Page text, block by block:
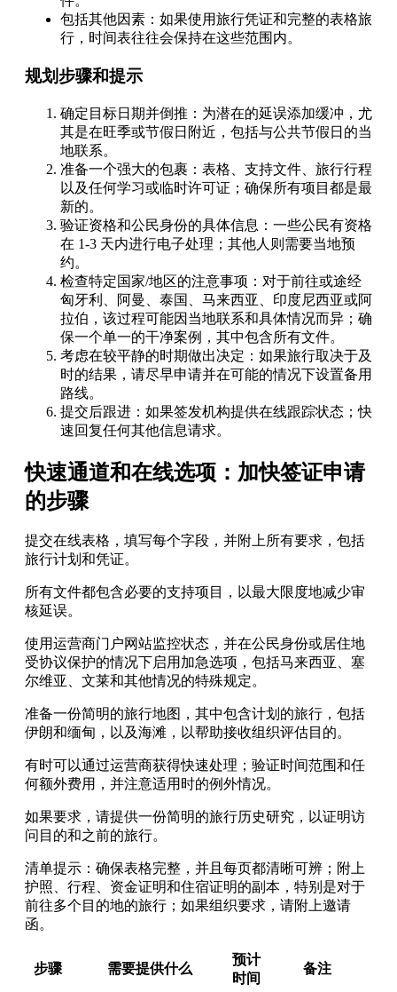
包括其他因素：如果使用旅行凭证和完整的表格旅
行，时间表往往会保持在这些范围内。
规划步骤和提示
确定目标日期并倒推：为潜在的延误添加缓冲，尤
其是在旺季或节假日附近，包括与公共节假日的当
地联系。
准备一个强大的包裹：表格、支持文件、旅行行程
以及任何学习或临时许可证；确保所有项目都是最
新的。
验证资格和公民身份的具体信息：一些公民有资格
在 1-3 天内进行电子处理；其他人则需要当地预
约。
检查特定国家/地区的注意事项：对于前往或途经
匈牙利、阿曼、泰国、马来西亚、印度尼西亚或阿
拉伯，该过程可能因当地联系和具体情况而异；确
保一个单一的干净案例，其中包含所有文件。
考虑在较平静的时期做出决定：如果旅行取决于及
时的结果，请尽早申请并在可能的情况下设置备用
路线。
提交后跟进：如果签发机构提供在线跟踪状态；快
速回复任何其他信息请求。
快速通道和在线选项：加快签证申请
的步骤
提交在线表格，填写每个字段，并附上所有要求，包括
旅行计划和凭证。
所有文件都包含必要的支持项目，以最大限度地减少审
核延误。
使用运营商门户网站监控状态，并在公民身份或居住地
受协议保护的情况下启用加急选项，包括马来西亚、塞
尔维亚、文莱和其他情况的特殊规定。
准备一份简明的旅行地图，其中包含计划的旅行，包括
伊朗和缅甸，以及海滩，以帮助接收组织评估目的。
有时可以通过运营商获得快速处理；验证时间范围和任
何额外费用，并注意适用时的例外情况。
如果要求，请提供一份简明的旅行历史研究，以证明访
问目的和之前的旅行。
清单提示：确保表格完整，并且每页都清晰可辨；附上
护照、行程、资金证明和住宿证明的副本，特别是对于
前往多个目的地的旅行；如果组织要求，请附上邀请
函。
步骤 需要提供什么
预计
时间
备注